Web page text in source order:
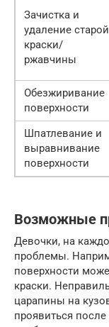
Зачистка и
удаление старой
краски/
ржавчины
Обезжиривание
поверхности
Шпатлевание и
выравнивание
поверхности
Возможные
Девочки, на
проблемы.
поверхности
краски.
царапины на
проявиться